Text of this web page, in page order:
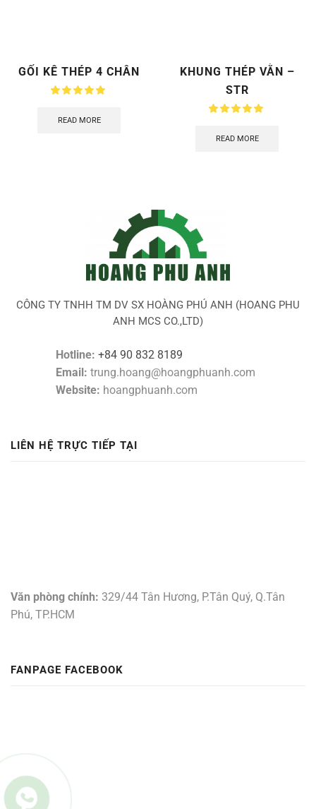
GỐI KÊ THÉP 4 CHÂN
READ MORE
KHUNG THÉP VẰN –
STR
READ MORE
CÔNG TY TNHH TM DV SX HOÀNG PHÚ ANH (HOANG PHU
ANH MCS CO.,LTD)
Hotline: +84 90 832 8189
Email: trung.hoang@hoangphuanh.com
Website: hoangphuanh.com
LIÊN HỆ TRỰC TIẾP TẠI
Văn phòng chính: 329/44 Tân Hương, P.Tân Quý, Q.Tân
Phú, TP.HCM
FANPAGE FACEBOOK